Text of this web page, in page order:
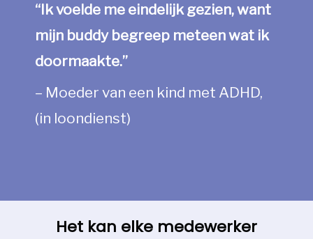
“Ik voelde me eindelijk gezien, want
mijn buddy begreep meteen wat ik
doormaakte.”
– Moeder van een kind met ADHD,
(in loondienst)
Het kan elke medewerker